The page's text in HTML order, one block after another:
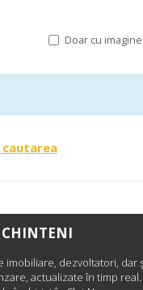
Doar cu imagine
cautarea
CHINTENI
imobiliare, dezvoltatori,
actualizate în timp